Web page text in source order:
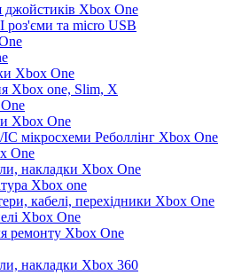
джойстиків Xbox One
та micro USB
Xbox One
Xbox one, Slim, X
Xbox One
мікросхеми Реболлінг Xbox One
One
накладки Xbox One
Xbox one
кабелі, перехідники Xbox One
Xbox One
ремонту Xbox One
накладки Xbox 360